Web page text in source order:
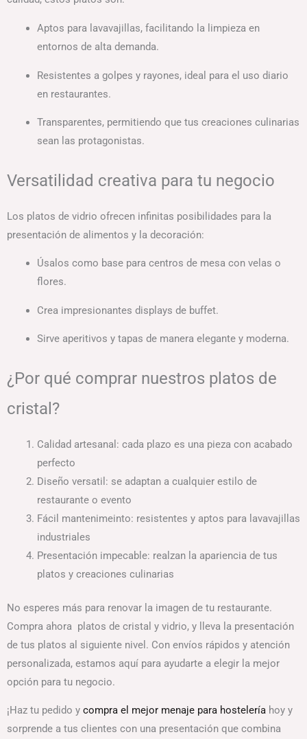
Aptos para lavavajillas, facilitando la limpieza en
entornos de alta demanda.
Resistentes a golpes y rayones, ideal para el uso diario
en restaurantes.
Transparentes, permitiendo que tus creaciones culinarias
sean las protagonistas.
Versatilidad creativa para tu negocio
Los platos de vidrio ofrecen infinitas posibilidades para la
presentación de alimentos y la decoración:
Úsalos como base para centros de mesa con velas o
flores.
Crea impresionantes displays de buffet.
Sirve aperitivos y tapas de manera elegante y moderna.
¿Por qué comprar nuestros platos de
cristal?
Calidad artesanal: cada plazo es una pieza con acabado
perfecto
Diseño versatil: se adaptan a cualquier estilo de
restaurante o evento
Fácil mantenimeinto: resistentes y aptos para lavavajillas
industriales
Presentación impecable: realzan la apariencia de tus
platos y creaciones culinarias
No esperes más para renovar la imagen de tu restaurante.
Compra ahora platos de cristal y vidrio, y lleva la presentación
de tus platos al siguiente nivel. Con envíos rápidos y atención
personalizada, estamos aquí para ayudarte a elegir la mejor
opción para tu negocio.
¡Haz tu pedido y compra el mejor menaje para hostelería hoy y
sorprende a tus clientes con una presentación que combina